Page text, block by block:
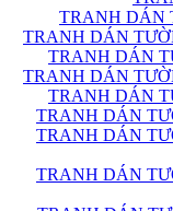
TRANH DÁN
TRANH DÁN
TRANH DÁN
TRANH DÁN
TRANH DÁN
TRANH DÁN
TRANH DÁN
TRANH DÁN